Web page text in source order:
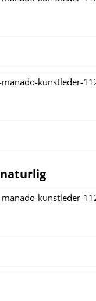
naturligselect